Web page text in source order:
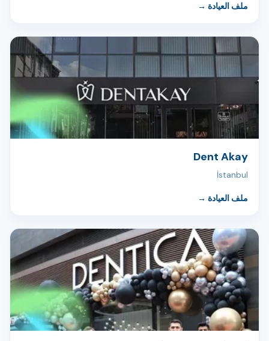
ملف العيادة →
Dent Akay
İstanbul
ملف العيادة →